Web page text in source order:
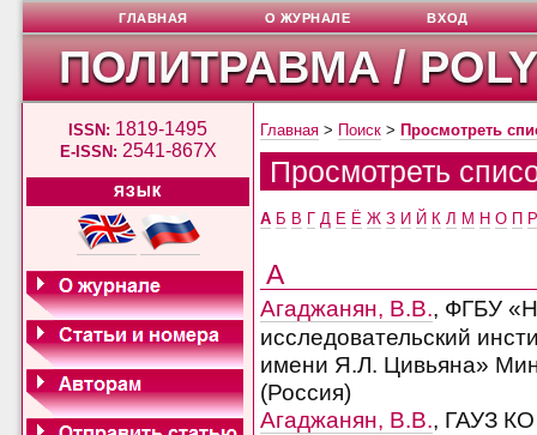
ПОЛИТРАВМА /
ISSN: 1819-1495
E-ISSN: 2541-867X
ЯЗЫК
ГЛАВНАЯ О ЖУРНАЛЕ ВХОД
Главная > Поиск > Просмотреть
Просмотреть
А Б В Г Д Е Ё Ж З И Й К Л М Н О П
А
Агаджанян, В.В., ФГБУ
исследовательский
имени Я.Л. Цивьяна»
(Россия)
Агаджанян, В.В., ГАУЗ КО